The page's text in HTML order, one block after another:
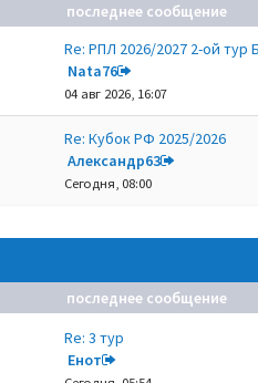
последнее сообщение
Re: РПЛ 2026/2027 2-ой тур
Nata76
04 авг 2026, 16:07
Re: Кубок РФ 2025/2026
Александр63
Сегодня, 08:00
последнее сообщение
Re: 3 тур
Енот